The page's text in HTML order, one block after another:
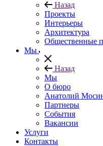
Назад
Проекты
Интерьеры
Архитектура
Общественные
Мы
Назад
Мы
О бюро
Анатолий
Партнеры
События
Вакансии
Услуги
Контакты